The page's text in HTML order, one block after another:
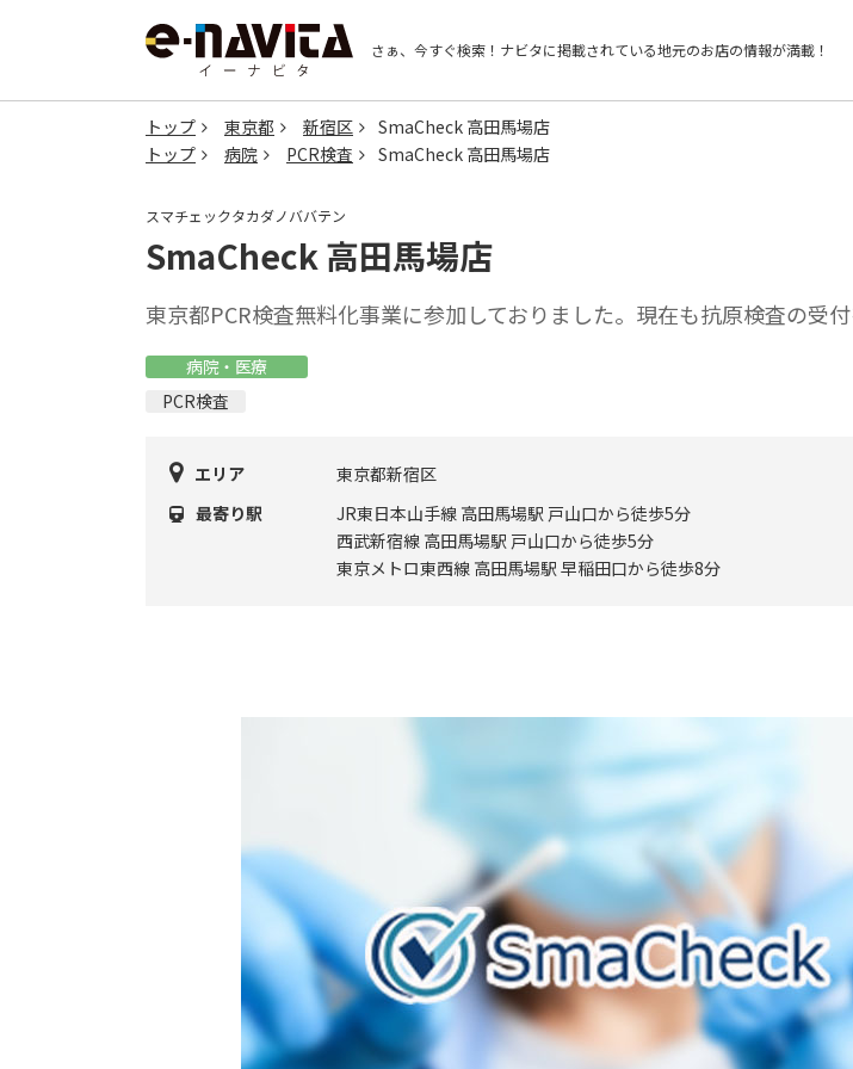
さぁ、今すぐ検索！ ナビタに掲載されている地元のお店の情報が満載！
トップ 東京都 新宿区
SmaCheck 高田馬場店
トップ
病院 PCR検査 SmaCheck 高田馬場店
スマチェックタカダノババテン
SmaCheck 高田馬場店
東京都PCR検査無料化事業に参加しておりました。現在も抗原検査の受付
病院・医療
PCR検査
エリア
東京都新宿区
最寄り駅
JR東日本山手線 高田馬場駅 戸山口から徒歩5分
西武新宿線 高田馬場駅 戸山口から徒歩5分
東京メトロ東西線 高田馬場駅 早稲田口から徒歩8分